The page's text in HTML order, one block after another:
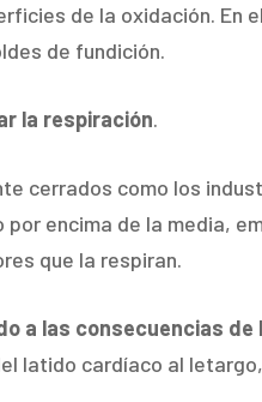
de la oxidación. En
de fundición.
la respiración.
cerrados como los
encima de la media,
que la respiran.
a las consecuencias de
latido cardíaco al